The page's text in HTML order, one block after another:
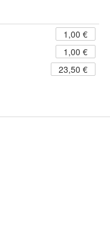
1,00 €
1,00 €
23,50 €